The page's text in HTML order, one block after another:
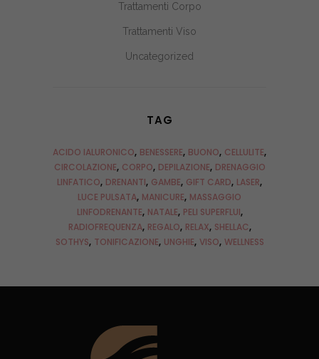
Trattamenti Corpo
Trattamenti Viso
Uncategorized
TAG
ACIDO IALURONICO BENESSERE BUONO CELLULITE
CIRCOLAZIONE CORPO DEPILAZIONE DRENAGGIO
LINFATICO DRENANTI GAMBE GIFT CARD LASER
LUCE PULSATA MANICURE MASSAGGIO
LINFODRENANTE NATALE PELI SUPERFLUI
RADIOFREQUENZA REGALO RELAX SHELLAC
SOTHYS TONIFICAZIONE UNGHIE VISO WELLNESS